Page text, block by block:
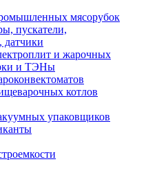
мясорубок
пускатели,
датчики
и жарочных
и ТЭНы
котлов
упаковщиков